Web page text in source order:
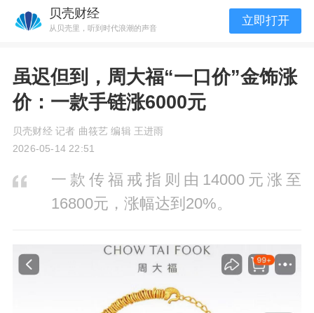
贝壳财经
从贝壳里，听到时代浪潮的声音
立即打开
虽迟但到，周大福“一口价”金饰涨
价：一款手链涨6000元
贝壳财经 记者 曲筱艺 编辑 王进雨
2026-05-14 22:51
一款传福戒指则由14000元涨至
16800元，涨幅达到20%。